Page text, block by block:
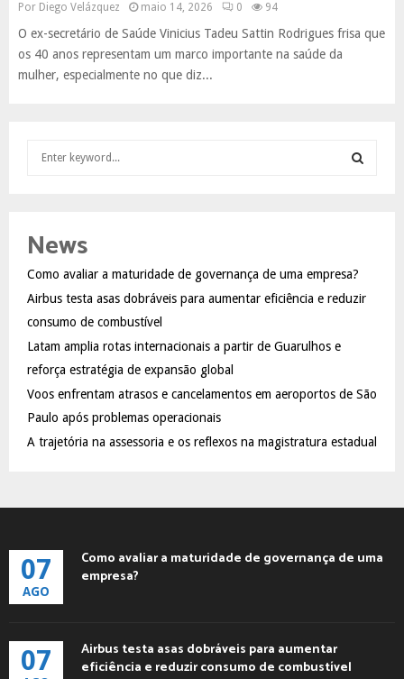
Por Diego Velázquez maio 14, 2026 0 94
O ex-secretário de Saúde Vinicius Tadeu Sattin Rodrigues frisa que
os 40 anos representam um marco importante na saúde da
mulher, especialmente no que diz...
h
o
r
:
R
News
Como avaliar a maturidade de governança de uma empresa?
Airbus testa asas dobráveis para aumentar eficiência e reduzir
consumo de combustível
Latam amplia rotas internacionais a partir de Guarulhos e
reforça estratégia de expansão global
Voos enfrentam atrasos e cancelamentos em aeroportos de São
Paulo após problemas operacionais
A trajetória na assessoria e os reflexos na magistratura estadual
07
AGO
Como avaliar a maturidade de governança de uma
empresa?
07
Airbus testa asas dobráveis para aumentar
eficiência e reduzir consumo de combustível